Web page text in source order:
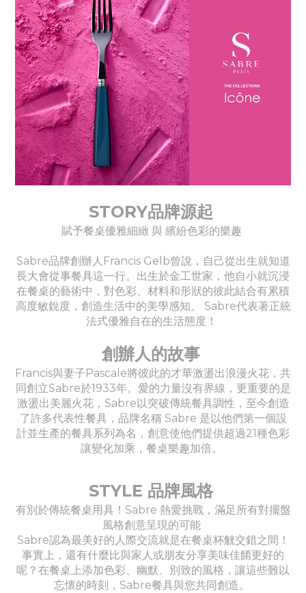
STORY品牌源起
賦予餐桌優雅細緻 與 繽紛色彩的樂趣
Sabre品牌創辦人Francis Gelb曾說，自己從出生就知道
長大會從事餐具這一行。出生於金工世家，他自小就沉浸
在餐桌的藝術中，對色彩、材料和形狀的彼此結合有累積
高度敏銳度，創造生活中的美學感知。 Sabre代表著正統
法式優雅自在的生活態度！
創辦人的故事
Francis與妻子Pascale將彼此的才華激盪出浪漫火花，共
同創立Sabre於1933年。愛的力量沒有界線，更重要的是
激盪出美麗火花，Sabre以突破傳統餐具調性，至今創造
了許多代表性餐具，品牌名稱 Sabre 是以他們第一個設
計並生產的餐具系列為名，創意使他們提供超過21種色彩
讓變化加乘，餐桌樂趣加倍。
STYLE 品牌風格
有別於傳統餐桌用具！Sabre 熱愛挑戰，滿足所有對擺盤
風格創意呈現的可能
Sabre認為最美好的人際交流就是在餐桌杯觥交錯之間！
事實上，還有什麼比與家人或朋友分享美味佳餚更好的
呢？在餐桌上添加色彩、幽默、別致的風格，讓這些難以
忘懷的時刻，Sabre餐具與您共同創造。